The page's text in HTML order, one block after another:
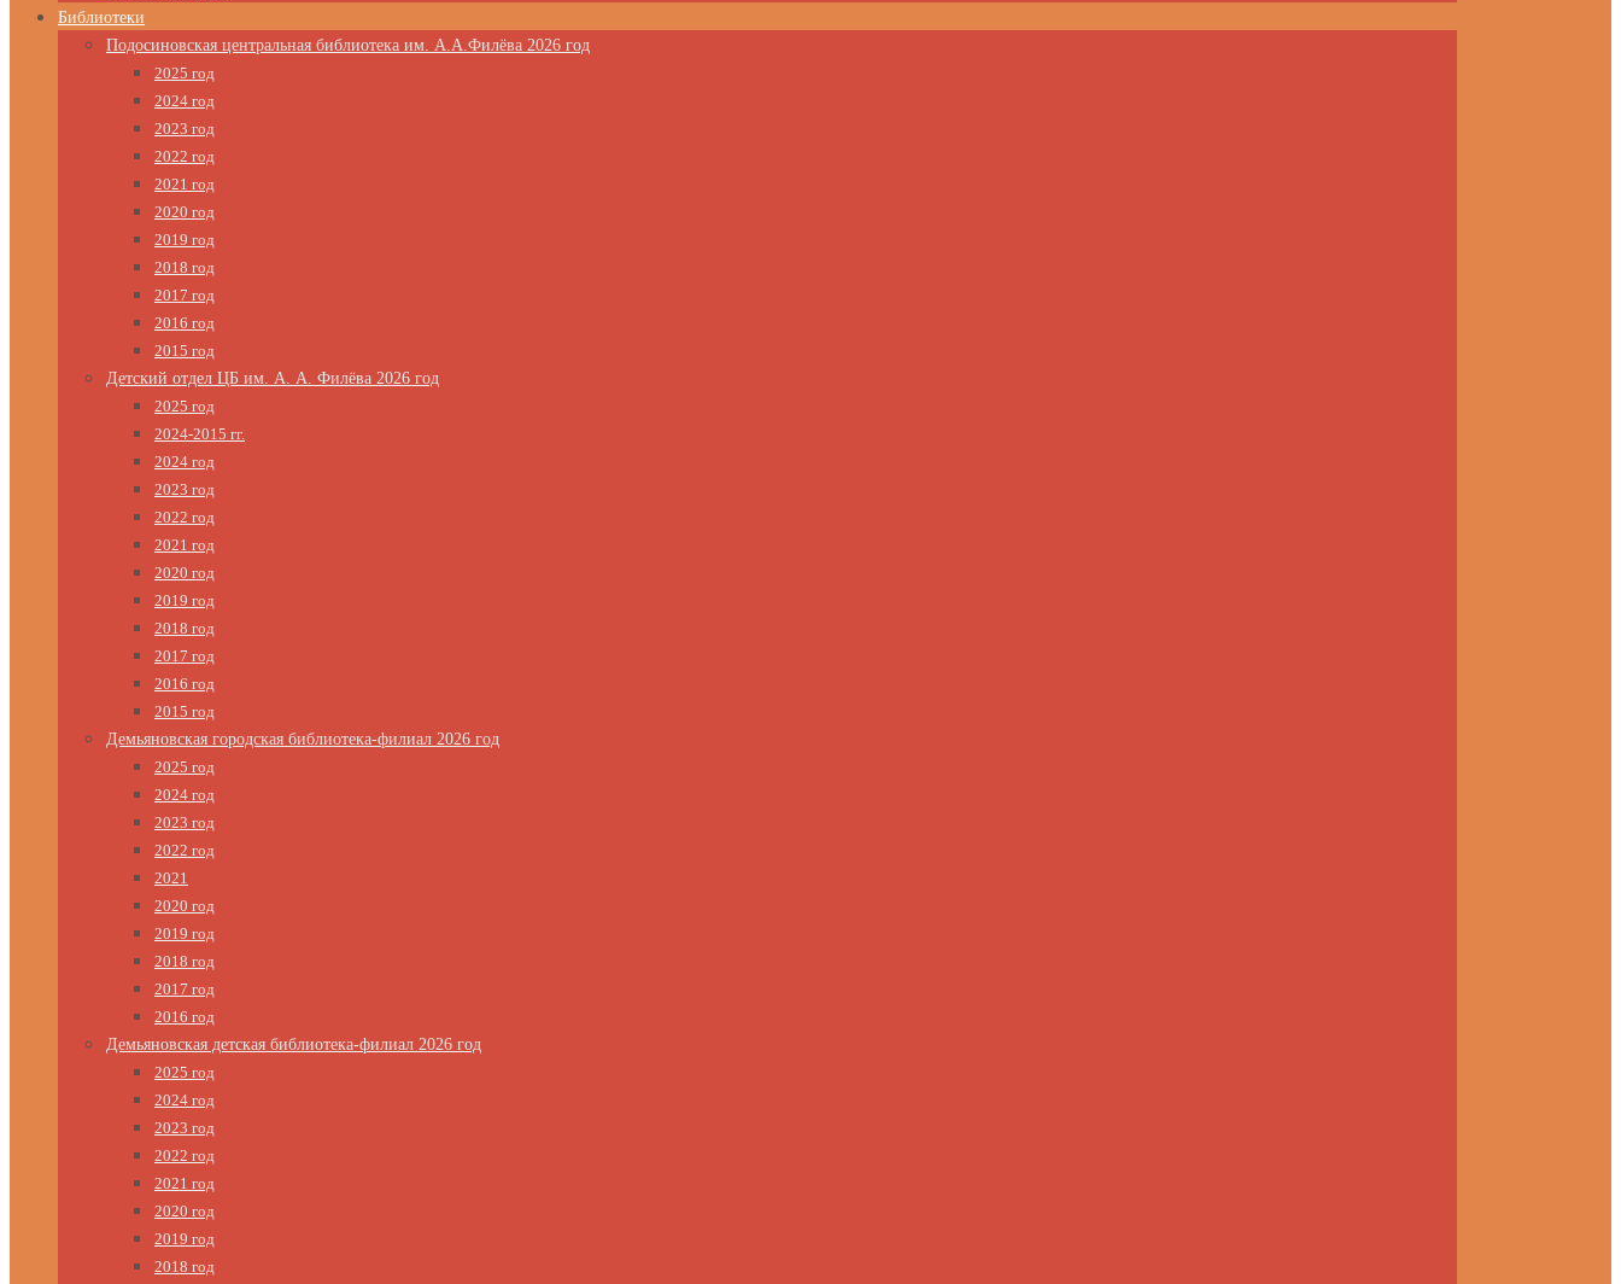
Библиотеки
Подосиновская центральная библиотека им. А.А.Филёва 2026 год
2025 год
2024 год
2023 год
2022 год
2021 год
2020 год
2019 год
2018 год
2017 год
2016 год
2015 год
Детский отдел ЦБ им. А. А. Филёва 2026 год
2025 год
2024-2015 гг.
2024 год
2023 год
2022 год
2021 год
2020 год
2019 год
2018 год
2017 год
2016 год
2015 год
Демьяновская городская библиотека-филиал 2026 год
2025 год
2024 год
2023 год
2022 год
2021
2020 год
2019 год
2018 год
2017 год
2016 год
Демьяновская детская библиотека-филиал 2026 год
2025 год
2024 год
2023 год
2022 год
2021 год
2020 год
2019 год
2018 год